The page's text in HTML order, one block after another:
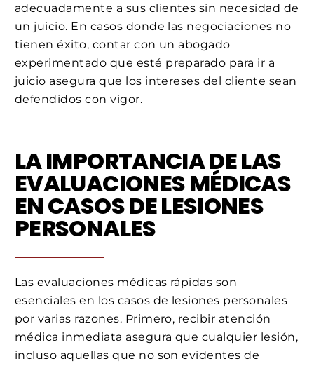
adecuadamente a sus clientes sin necesidad de
un juicio. En casos donde las negociaciones no
tienen éxito, contar con un abogado
experimentado que esté preparado para ir a
juicio asegura que los intereses del cliente sean
defendidos con vigor.
LA IMPORTANCIA DE LAS
EVALUACIONES MÉDICAS
EN CASOS DE LESIONES
PERSONALES
Las evaluaciones médicas rápidas son
esenciales en los casos de lesiones personales
por varias razones. Primero, recibir atención
médica inmediata asegura que cualquier lesión,
incluso aquellas que no son evidentes de